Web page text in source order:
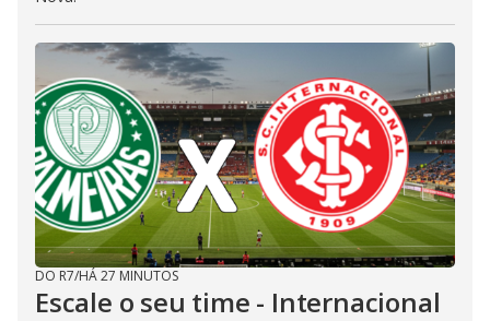
DO R7/HÁ 27 MINUTOS
Escale o seu time - Internacional